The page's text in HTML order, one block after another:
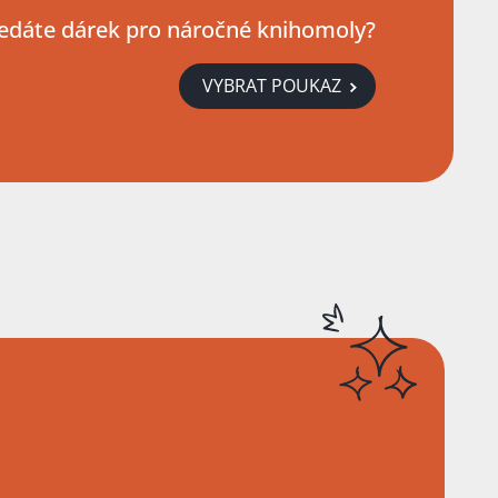
dárek pro náročné knihomoly?
VYBRAT POUKAZ